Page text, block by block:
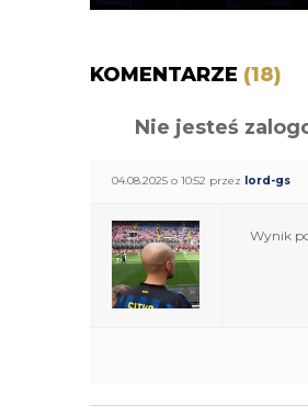
KOMENTARZE (18)
Nie jesteś
04.08.2025 o 10:52 przez lord-gs
Wynik